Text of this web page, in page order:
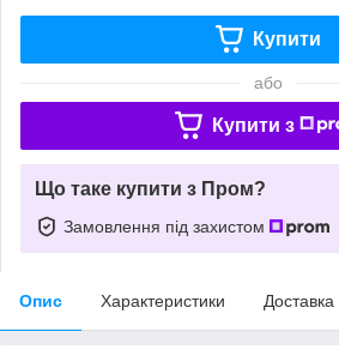
Купити
або
Купити з
Що таке купити з Пром?
Замовлення під захистом
Опис Характеристики Доставка